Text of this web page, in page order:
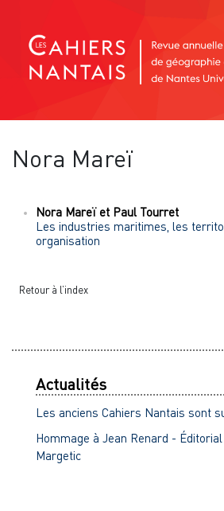
Nora Mareï
Nora Mareïet Paul Tourret
Les industries maritimes, les
organisation
Retour à l’index
Actualités
Les anciens Cahiers Nantais sont
Hommage à Jean Renard -
Margetic